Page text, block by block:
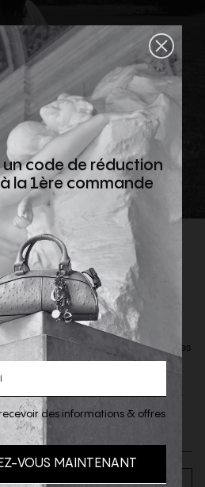
la newsletter
afin d'être informé des dernières
& recevoir, sur demande,
à valoir sur votre 1ere commande.
des informations & offres
un code de réduction
la 1ère commande